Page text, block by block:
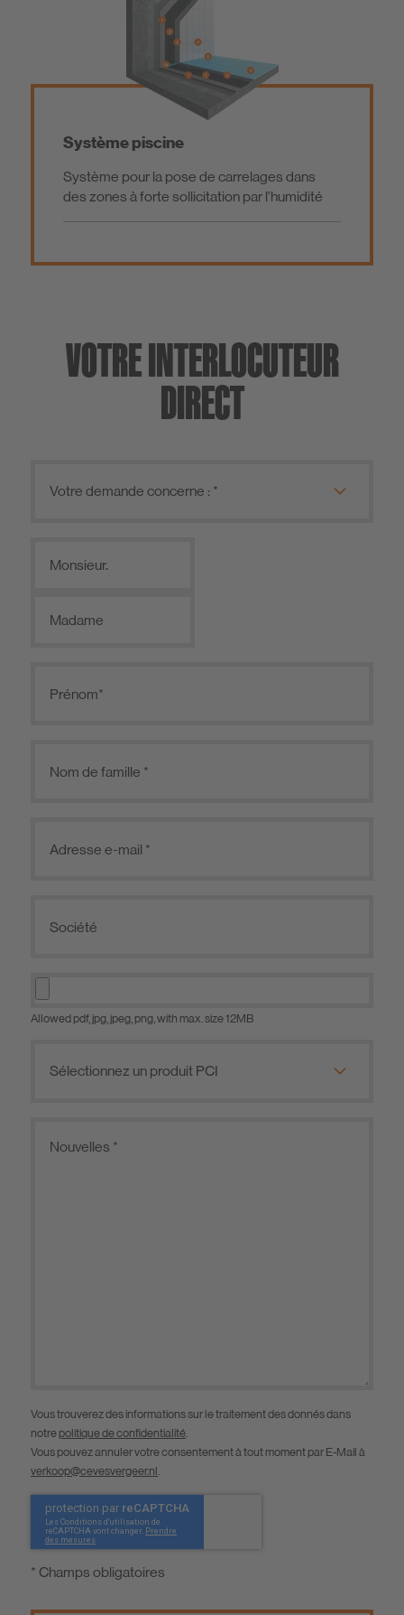
Système piscine
Système pour la pose de carrelages dans
des zones à forte sollicitation par l'humidité
VOTRE INTERLOCUTEUR
DIRECT
Monsieur.
Madame
Allowed pdf, jpg, jpeg, png, with max. size 12MB
Vous trouverez des informations sur le traitement des donnés dans
notre politique de confidentialité.
Vous pouvez annuler votre consentement à tout moment par E-Mail à
verkoop@cevesvergeer.nl.
* Champs obligatoires